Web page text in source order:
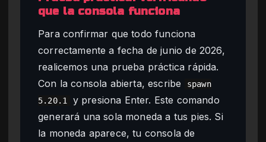
que la consola funciona
Para confirmar que todo funciona
correctamente a fecha de junio de 2026,
realicemos una prueba práctica rápida.
Con la consola abierta, escribe
spawn
5.20.1
y presiona Enter. Este comando
generará una sola moneda a tus pies. Si
la moneda aparece, tu consola de